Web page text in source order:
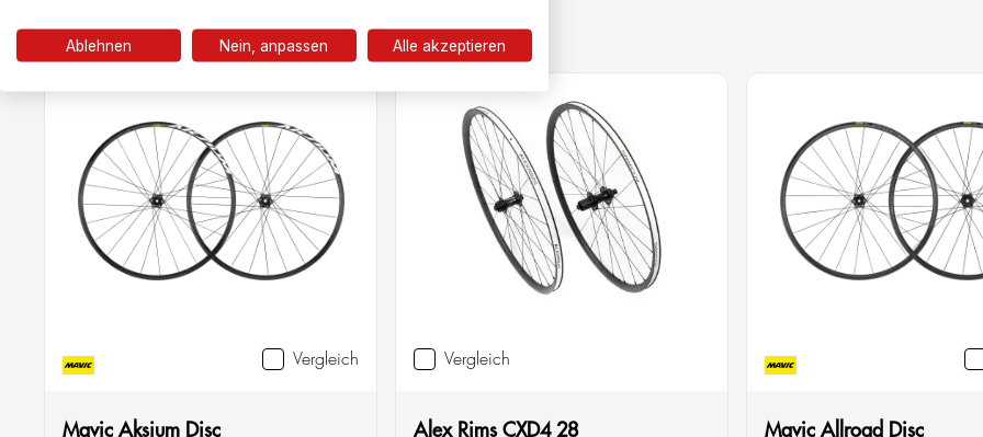
Vergleich
Mavic Aksium Disc
Vergleich
Alex Rims CXD4 28 Mavic Allroad Disc
Ablehnen Nein, anpassen Alle akzeptieren